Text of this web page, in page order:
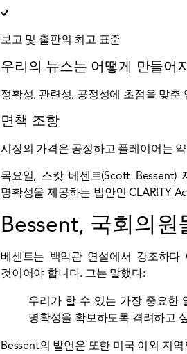
보고 및 출판의 최고 표준
우리의 뉴스는 어떻게 만들어
정확성, 관련성, 공정성에 초점을 맞춘
면책 조항
시장의 가격은 공정하고 플레이어는
목요일, 스캇 베센트(Scott Bessent)
명확성을 제공하는 법안인 CLARITY
Bessent, 국회의
베센트는 백악관 연설에서 강조하다
것이어야 합니다. 그는 말했다:
우리가 할 수 있는 가장 중요한
명확성을 확보하도록 격려하고
Bessent의 발언은 또한 미국 이외 지